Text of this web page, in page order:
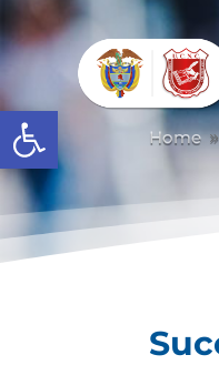
Abrir barra de Home